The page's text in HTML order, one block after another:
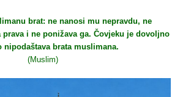
brat: ne nanosi mu nepravdu, ne
i ne ponižava ga. Čovjeku je dovoljno
nipodaštava brata muslimana.
(Muslim)